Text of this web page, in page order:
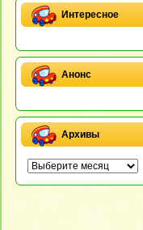
Интересное
Анонс
Архивы